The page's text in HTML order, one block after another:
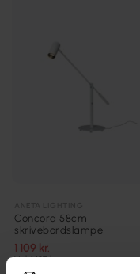
Concord 58cm
skrivebordslampe
1 109 kr.
Vejl. 1 187 kr.